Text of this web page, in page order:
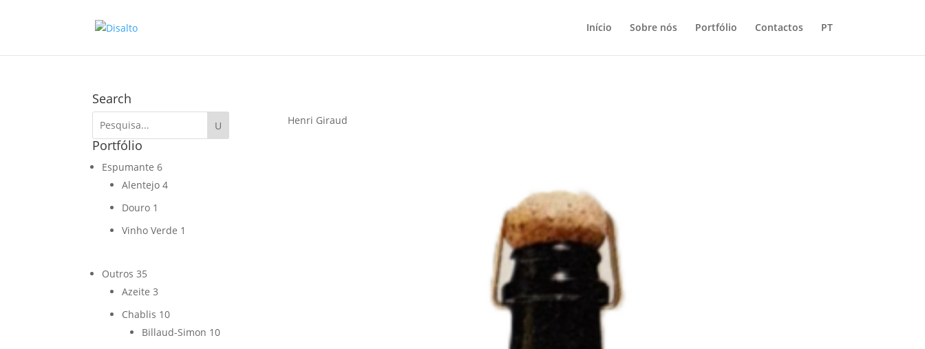
Início Sobre nós Portfólio Contactos PT
Search
Portfólio
Espumante 6
Alentejo 4
Douro 1
Vinho Verde 1
Outros 35
Azeite 3
Chablis 10
Billaud-Simon 10
Henri Giraud